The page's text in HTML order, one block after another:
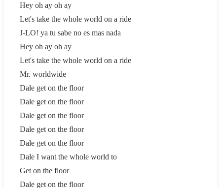
Hey oh ay oh ay
Let's take the whole world on a ride
J-LO! ya tu sabe no es mas nada
Hey oh ay oh ay
Let's take the whole world on a ride
Mr. worldwide
Dale get on the floor
Dale get on the floor
Dale get on the floor
Dale get on the floor
Dale get on the floor
Dale I want the whole world to
Get on the floor
Dale get on the floor